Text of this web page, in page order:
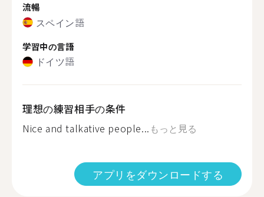
流暢
スペイン語
学習中の言語
ドイツ語
理想の練習相手の条件
Nice and talkative people... もっと見る
アプリをダウンロードする